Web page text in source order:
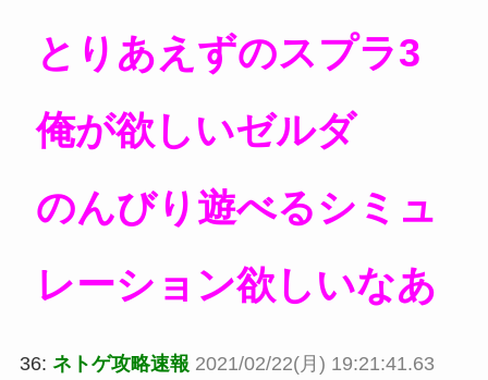
とりあえずのスプラ3
俺が欲しいゼルダ
のんびり遊べるシミュ
レーション欲しいなあ
36: ネトゲ攻略速報 2021/02/22(月) 19:21:41.63